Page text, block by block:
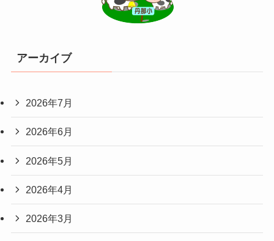
アーカイブ
2026年7月
2026年6月
2026年5月
2026年4月
2026年3月